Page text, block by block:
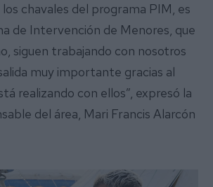
chavales del programa PIM, es
de Intervención de Menores, que
siguen trabajando con nosotros
muy importante gracias al
realizando con ellos”, expresó la
del área, Mari Francis Alarcón